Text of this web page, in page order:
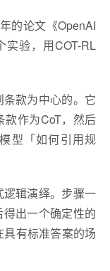
的论文《OpenAI
实验，用COT-RL
款为中心的。它
作为CoT，然后
型「如何引用规
辑演绎。步骤一
出一个确定性的
有标准答案的场